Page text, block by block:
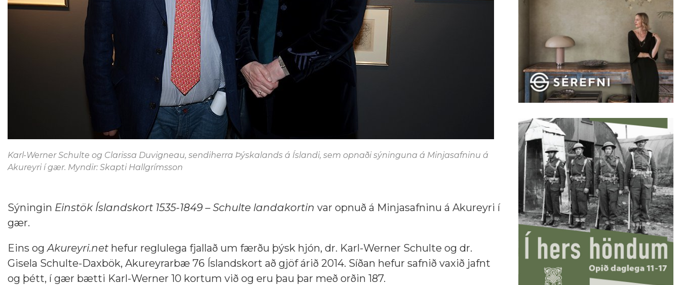
Karl-Werner Schulte og Clarissa Duvigneau, sendiherra Þýskalands á Íslandi, sem opnaði sýninguna á Minjasafninu á
Akureyri í gær. Myndir: Skapti Hallgrímsson
Sýningin Einstök Íslandskort 1535-1849 – Schulte landakortin var opnuð á Minjasafninu á Akureyri í
gær.
Eins ogAkureyri.net hefur reglulega fjallað um færðu þýsk hjón, dr. Karl-Werner Schulte og dr.
Gisela Schulte-Daxbök, Akureyrarbæ 76 Íslandskort að gjöf árið 2014. Síðan hefur safnið vaxið jafnt
og þétt, í gær bætti Karl-Werner 10 kortum við og eru þau þar með orðin 187.